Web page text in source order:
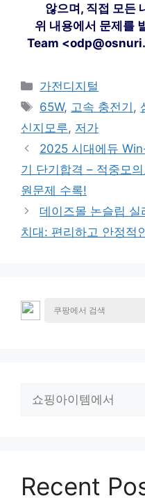
않으며, 직접 모든
위 내용에서 문제를
Team
카
테
리
가전디지털
태
그
65W, 고속 충전기 ,
신지모루, 저가
2025 시대에듀
기 단기합격 – 적중모
원문제 수록!
데이즈몰 논슬립 실
치대: 편리하고 안정적
Recent